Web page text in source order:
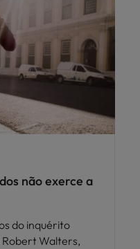
não exerce a
do inquérito
Walters,